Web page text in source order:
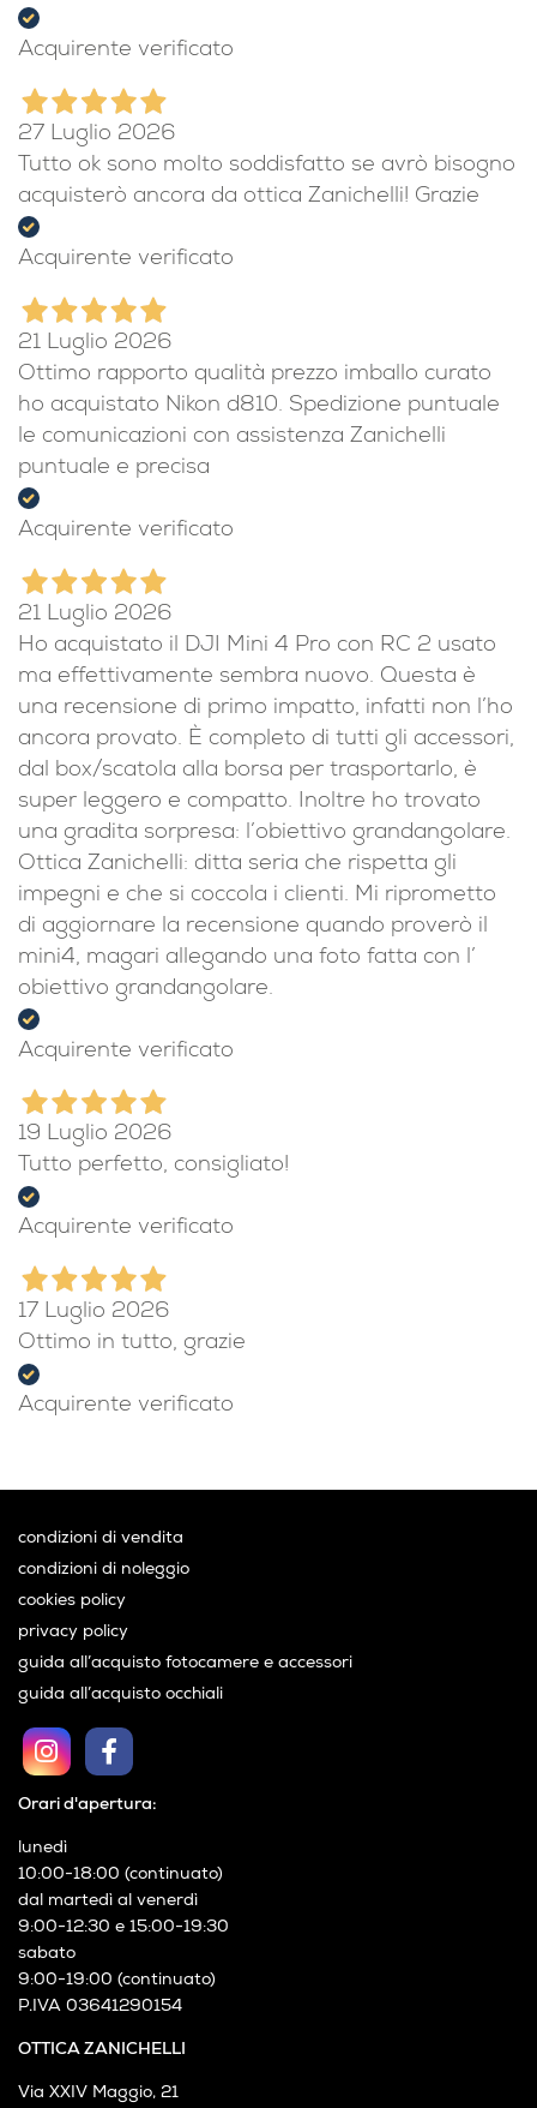
Acquirente verificato
27 Luglio 2026
Tutto ok sono molto soddisfatto se avrò bisogno
acquisterò ancora da ottica Zanichelli! Grazie
Acquirente verificato
21 Luglio 2026
Ottimo rapporto qualità prezzo imballo curato
ho acquistato Nikon d810. Spedizione puntuale
le comunicazioni con assistenza Zanichelli
puntuale e precisa
Acquirente verificato
21 Luglio 2026
Ho acquistato il DJI Mini 4 Pro con RC 2 usato
ma effettivamente sembra nuovo. Questa è
una recensione di primo impatto, infatti non l’ho
ancora provato. È completo di tutti gli accessori,
dal box/scatola alla borsa per trasportarlo, è
super leggero e compatto. Inoltre ho trovato
una gradita sorpresa: l’obiettivo grandangolare.
Ottica Zanichelli: ditta seria che rispetta gli
impegni e che si coccola i clienti. Mi riprometto
di aggiornare la recensione quando proverò il
mini4, magari allegando una foto fatta con l’
obiettivo grandangolare.
Acquirente verificato
19 Luglio 2026
Tutto perfetto, consigliato!
Acquirente verificato
17 Luglio 2026
Ottimo in tutto, grazie
Acquirente verificato
OTTICA ZANICHELLI
Via XXIV Maggio, 21
Orari d'apertura:
lunedì
10:00-18:00 (continuato)
dal martedì al venerdì
9:00-12:30 e 15:00-19:30
sabato
9:00-19:00 (continuato)
P.IVA 03641290154
condizioni di vendita
condizioni di noleggio
cookies policy
privacy policy
guida all’acquisto fotocamere e accessori
guida all’acquisto occhiali